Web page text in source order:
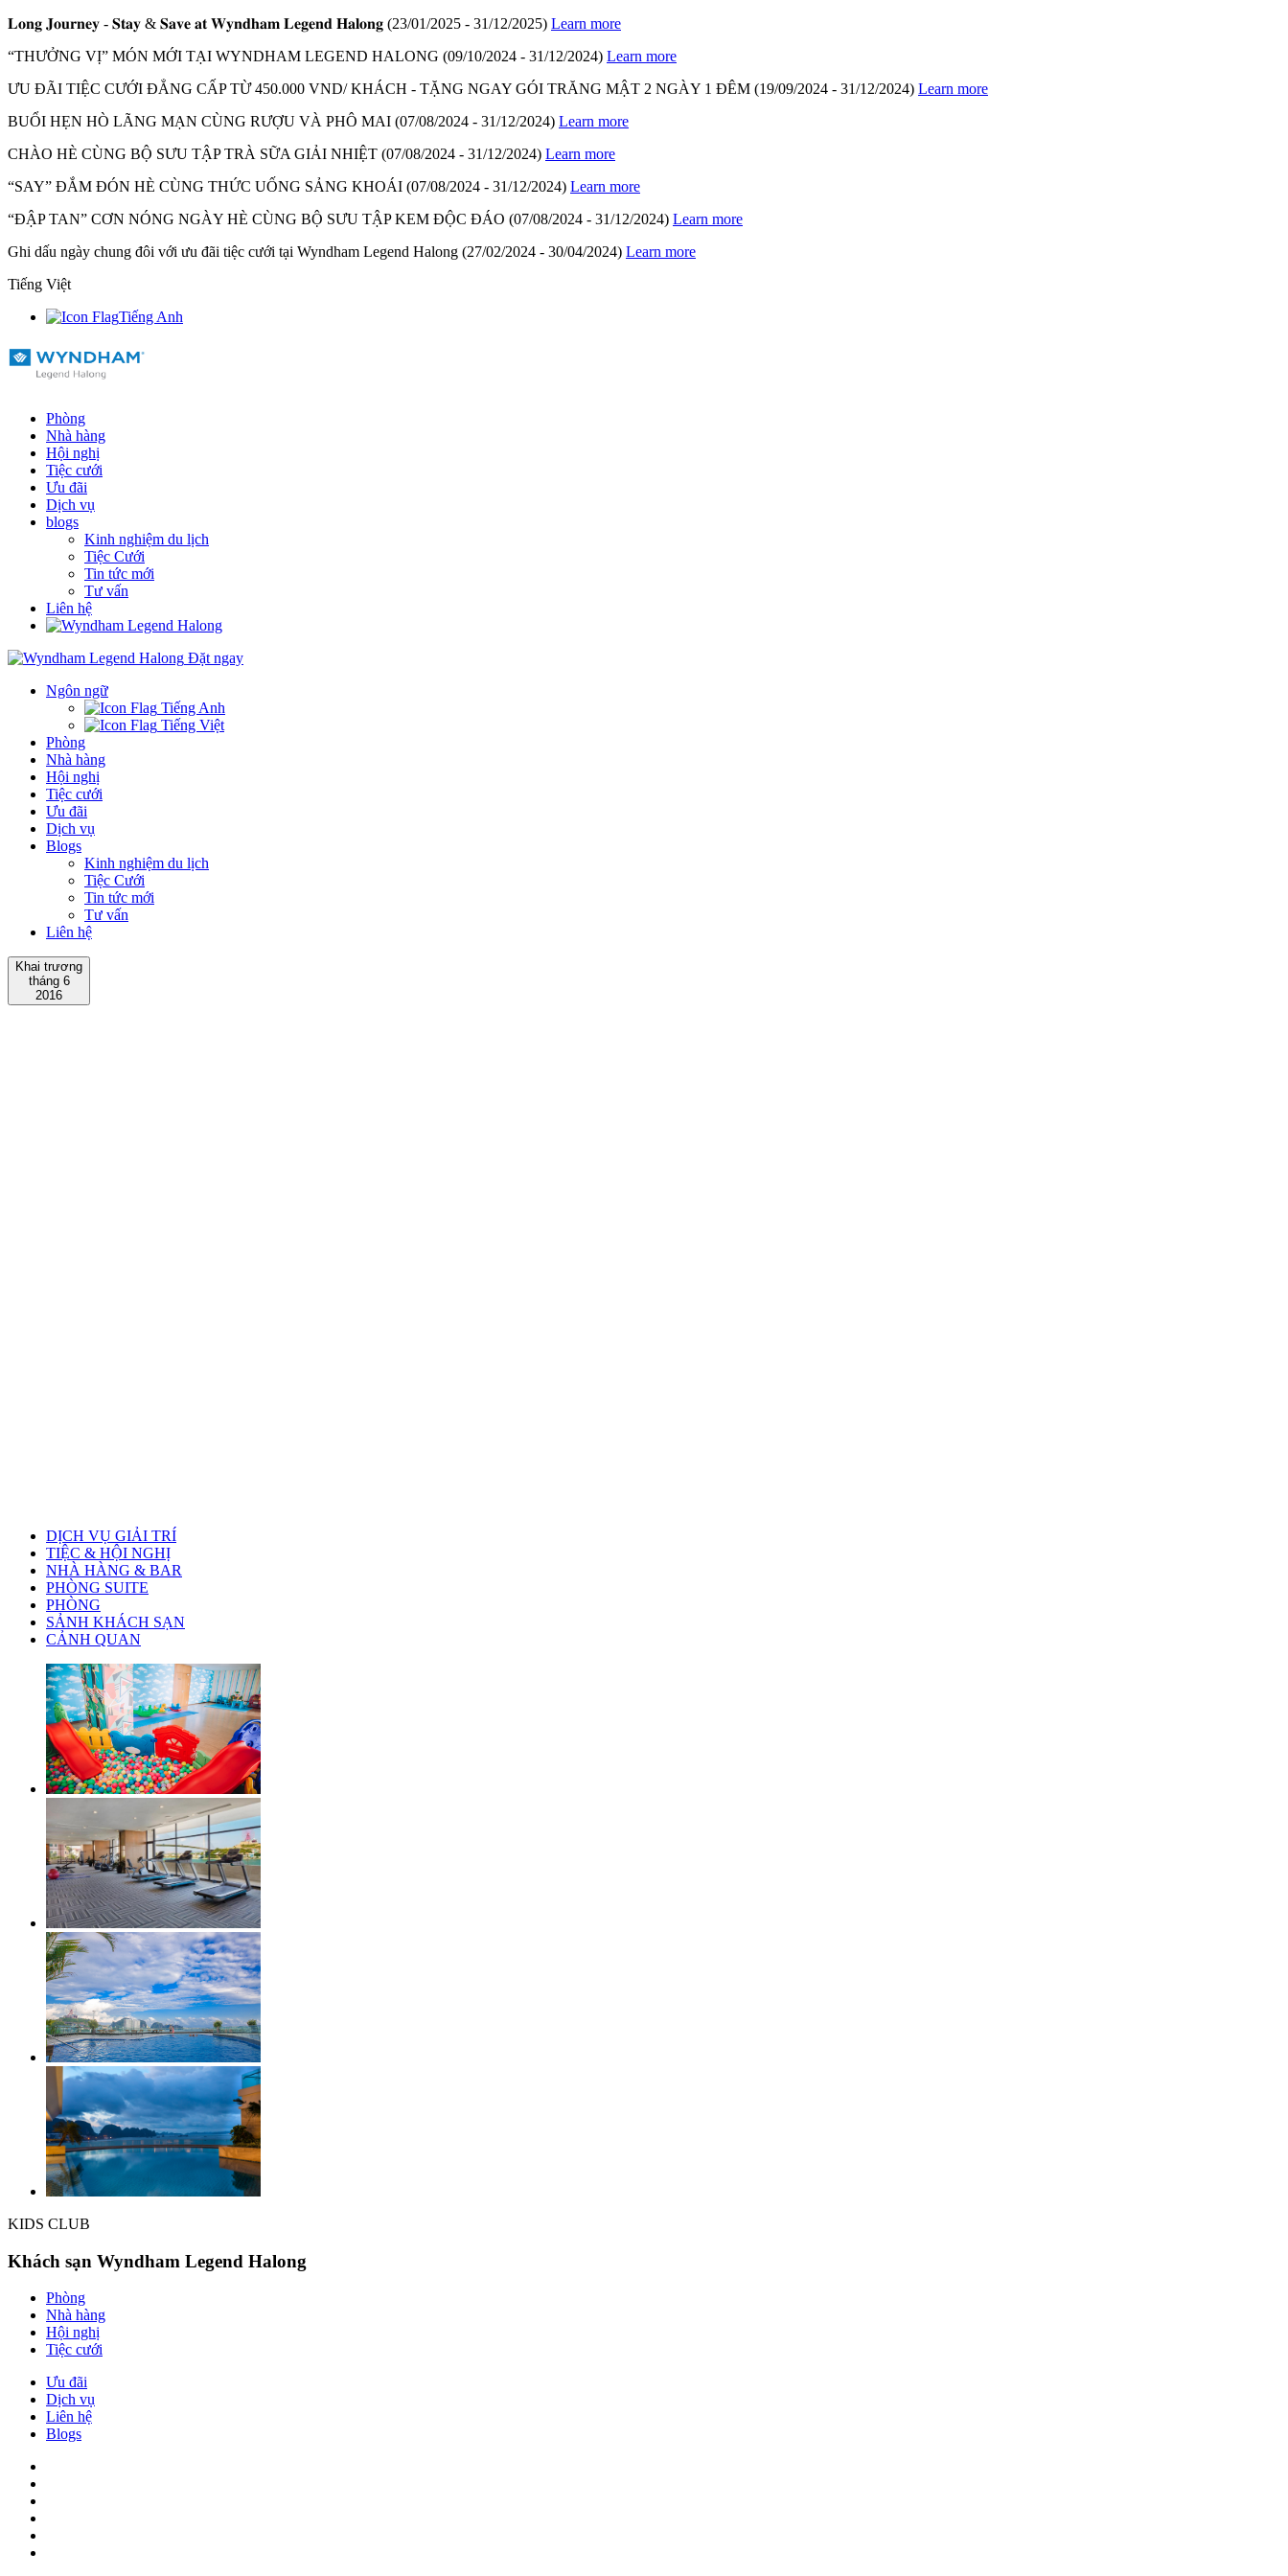
𝐋𝐨𝐧𝐠 𝐉𝐨𝐮𝐫𝐧𝐞𝐲 - 𝐒𝐭𝐚𝐲 & 𝐒𝐚𝐯𝐞 𝐚𝐭 𝐖𝐲𝐧𝐝𝐡𝐚𝐦 𝐋𝐞𝐠𝐞𝐧𝐝 𝐇𝐚𝐥𝐨𝐧𝐠 (23/01/2025 - 31/12/2025) Learn more
“THƯỞNG VỊ” MÓN MỚI TẠI WYNDHAM LEGEND HALONG (09/10/2024 - 31/12/2024) Learn more
ƯU ĐÃI TIỆC CƯỚI ĐẲNG CẤP TỪ 450.000 VND/ KHÁCH - TẶNG NGAY GÓI TRĂNG MẬT 2 NGÀY 1 ĐÊM (19/09/2024 - 31/12/2024) Learn more
BUỔI HẸN HÒ LÃNG MẠN CÙNG RƯỢU VÀ PHÔ MAI (07/08/2024 - 31/12/2024) Learn more
CHÀO HÈ CÙNG BỘ SƯU TẬP TRÀ SỮA GIẢI NHIỆT (07/08/2024 - 31/12/2024) Learn more
“SAY” ĐẮM ĐÓN HÈ CÙNG THỨC UỐNG SẢNG KHOÁI (07/08/2024 - 31/12/2024) Learn more
“ĐẬP TAN” CƠN NÓNG NGÀY HÈ CÙNG BỘ SƯU TẬP KEM ĐỘC ĐÁO (07/08/2024 - 31/12/2024) Learn more
Ghi dấu ngày chung đôi với ưu đãi tiệc cưới tại Wyndham Legend Halong (27/02/2024 - 30/04/2024) Learn more
Tiếng Việt
Tiếng Anh
Phòng
Nhà hàng
Hội nghị
Tiệc cưới
Ưu đãi
Dịch vụ
blogs
Kinh nghiệm du lịch
Tiệc Cưới
Tin tức mới
Tư vấn
Liên hệ
Đặt ngay
Ngôn ngữ
Tiếng Anh
Tiếng Việt
Phòng
Nhà hàng
Hội nghị
Tiệc cưới
Ưu đãi
Dịch vụ
Blogs
Kinh nghiệm du lịch
Tiệc Cưới
Tin tức mới
Tư vấn
Liên hệ
Khai trương
tháng 6
2016
DỊCH VỤ GIẢI TRÍ
TIỆC & HỘI NGHỊ
NHÀ HÀNG & BAR
PHÒNG SUITE
PHÒNG
SẢNH KHÁCH SẠN
CẢNH QUAN
KIDS CLUB
Khách sạn Wyndham Legend Halong
Phòng
Nhà hàng
Hội nghị
Tiệc cưới
Ưu đãi
Dịch vụ
Liên hệ
Blogs